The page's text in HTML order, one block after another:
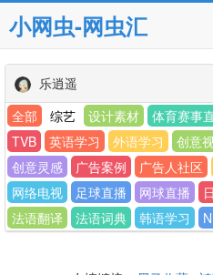
小网虫-网虫汇
乐逍遥
全部
综艺 设计素材 体育赛事
TVB
英语学习 外语学习 创意
创意灵感
广告案例 广告人社区
网络电视
足球直播 网球直播
法语翻译
法语词典 韩语学习